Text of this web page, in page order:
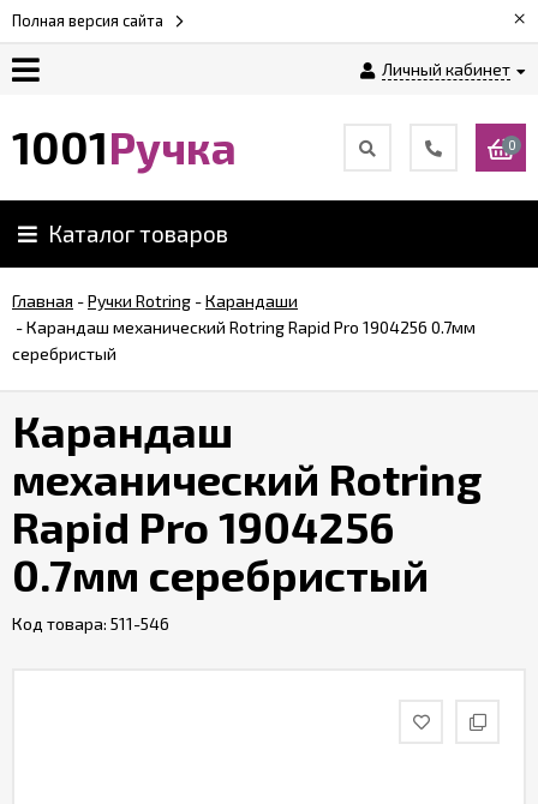
Полная версия сайта ×
Личный кабинет
Возврат
ручек
Контакты
1001Ручка 0
Каталог товаров
Главная -Ручки Rotring -Карандаши
-Карандаш механический Rotring Rapid Pro 1904256 0.7мм
серебристый
Карандаш
механический Rotring
Rapid Pro 1904256
0.7мм серебристый
Код товара: 511-546